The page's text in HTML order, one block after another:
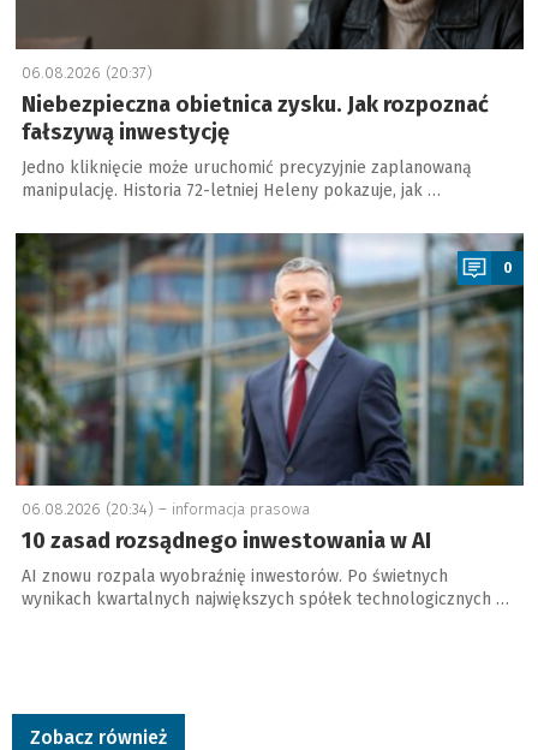
06.08.2026 (20:37)
Niebezpieczna obietnica zysku. Jak rozpoznać
fałszywą inwestycję
Jedno kliknięcie może uruchomić precyzyjnie zaplanowaną
manipulację. Historia 72-letniej Heleny pokazuje, jak …
a
0
06.08.2026 (20:34) – informacja prasowa
10 zasad rozsądnego inwestowania w AI
AI znowu rozpala wyobraźnię inwestorów. Po świetnych
wynikach kwartalnych największych spółek technologicznych …
Zobacz również